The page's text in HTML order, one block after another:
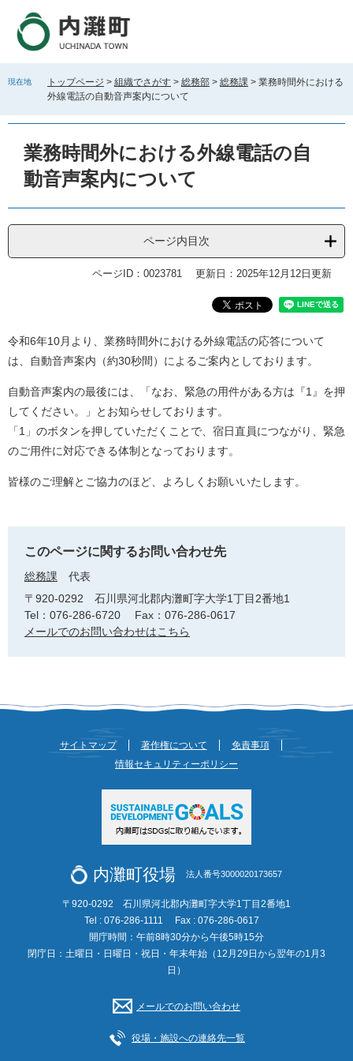
す
し
現在地 トップページ > 組織でさがす > 総務部 > 総務課 > 業務時間外における
外線電話の自動音声案内について
業務時間外における外線電話の自
動音声案内について
ページ内目次
ページID：0023781 更新日：2025年12月12日更新
文
令和6年10月より、業務時間外における外線電話の応答について
は、自動音声案内（約30秒間）によるご案内としております。
自動音声案内の最後には、「なお、緊急の用件がある方は『1』を押
してください。」とお知らせしております。
「1」のボタンを押していただくことで、宿日直員につながり、緊急
のご用件に対応できる体制となっております。
皆様のご理解とご協力のほど、よろしくお願いいたします。
このページに関するお問い合わせ先
総務課
代表
〒920-0292
石川県河北郡内灘町字大学1丁目2番地1
Tel：076-286-6720
Fax：076-286-0617
メールでのお問い合わせはこちら
サイトマップ 著作権について
免責事項
情報セキュリティーポリシー
内灘町役場 法人番号3000020173657
〒920-0292 石川県河北郡内灘町字大学1丁目2番地1
Tel : 076-286-1111
Fax : 076-286-0617
開庁時間：午前8時30分から午後5時15分
閉庁日：土曜日・日曜日・祝日・年末年始（12月29日から翌年の1月3
日）
メールでのお問い合わせ
役場・施設への連絡先一覧